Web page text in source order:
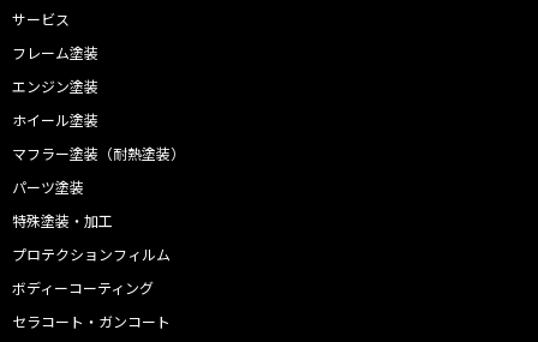
サービス
フレーム塗装
エンジン塗装
ホイール塗装
マフラー塗装（耐熱塗装）
パーツ塗装
特殊塗装・加工
プロテクションフィルム
ボディーコーティング
セラコート・ガンコート